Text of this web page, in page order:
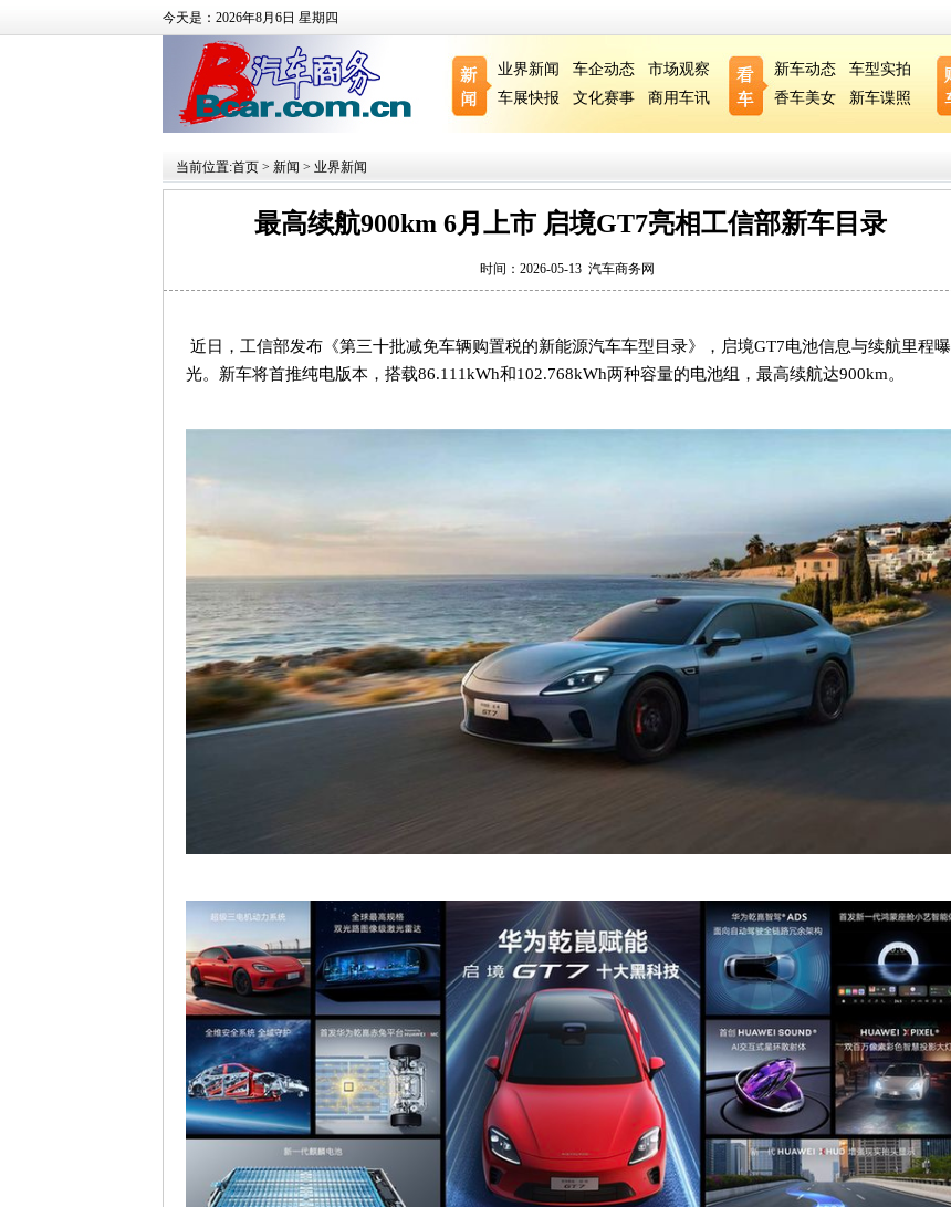
今天是：2026年8月6日 星期四
业界新闻 车企动态
市场观察
车展快报
文化赛事 商用车讯
新车动态
车型实拍
香车美女
新车谍照
当前位置:首页 > 新闻 > 业界新闻
最高续航900km 6月上市 启境GT7亮相工信部新车目录
时间：2026-05-13 汽车商务网
近日，工信部发布《第三十批减免车辆购置税的新能源汽车车型目录》，启境GT7电池信息与续航里程曝
光。新车将首推纯电版本，搭载86.111kWh和102.768kWh两种容量的电池组，最高续航达900km。